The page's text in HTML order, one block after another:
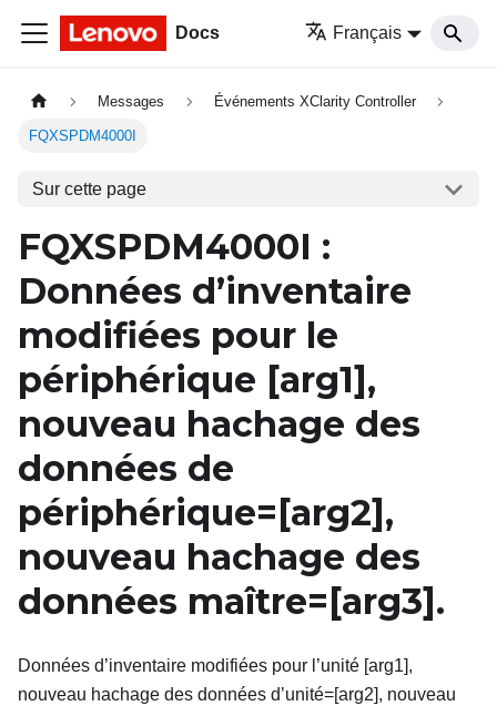
Docs Français
Messages Événements XClarity Controller
FQXSPDM4000I
Sur cette page
FQXSPDM4000I :
Données d’inventaire
modifiées pour le
périphérique [arg1] ,
nouveau hachage des
données de
périphérique= [arg2] ,
nouveau hachage des
données maître= [arg3] .
Données d’inventaire modifiées pour l’unité [arg1],
nouveau hachage des données d’unité=[arg2], nouveau